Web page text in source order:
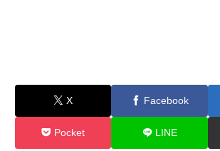
X Facebook
Pocket LINE